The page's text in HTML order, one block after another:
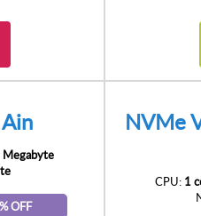
OFF
NVMe
CPU: 1